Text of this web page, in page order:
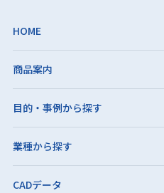
HOME
商品案内
目的・事例から探す
業種から探す
CADデータ